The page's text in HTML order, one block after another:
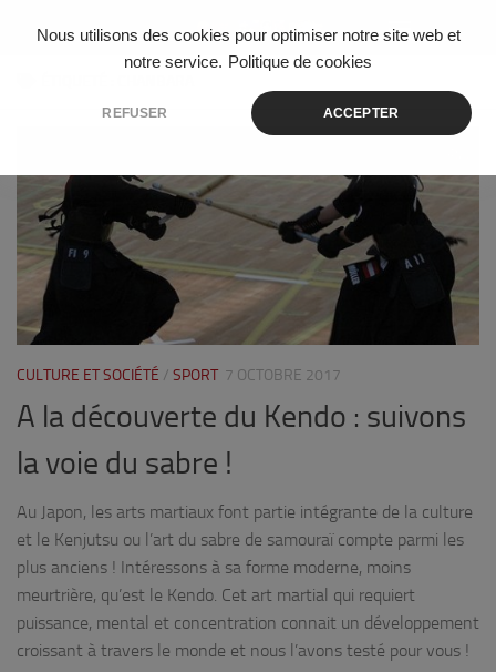
Nous utilisons des cookies pour optimiser notre site web et
notre service. Politique de cookies
REFUSER ACCEPTER
Skip to content
CULTURE ET SOCIÉTÉ / SPORT 7 OCTOBRE 2017
A la découverte du Kendo : suivons
la voie du sabre !
Au Japon, les arts martiaux font partie intégrante de la culture
et le Kenjutsu ou l’art du sabre de samouraï compte parmi les
plus anciens ! Intéressons à sa forme moderne, moins
meurtrière, qu’est le Kendo. Cet art martial qui requiert
puissance, mental et concentration connait un développement
croissant à travers le monde et nous l’avons testé pour vous !